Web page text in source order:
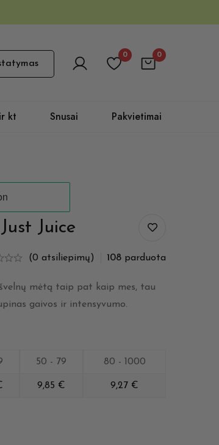
0 0
kt Snusai Pakvietimai
Juice
(0 atsiliepimų) 108 parduota
mėtą taip pat kaip mes, tau
gaivos ir intensyvumo.
50 - 79 80 - 1000
9,85 € 9,27 €